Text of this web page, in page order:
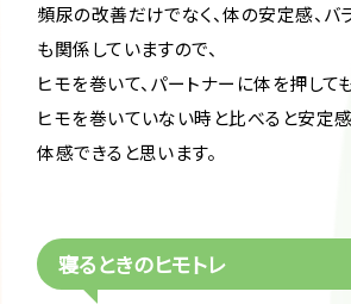
頻尿の改善だけでなく、体の安定感、バ
も関係していますので、
ヒモを巻いて、パートナーに体を押しても
ヒモを巻いていない時と比べると安定
体感できると思います。
寝るときのヒモトレ